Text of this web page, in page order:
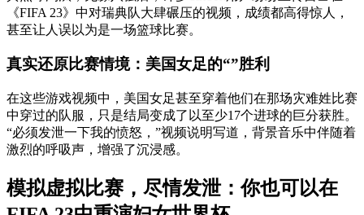
《FIFA 23》中对瑞典队大肆碾压的视频，成绩都高得惊人，
甚至让人误以为是一场篮球比赛。
真实还原比赛情境：美国女足的“”胜利
在这些游戏视频中，美国女足甚至穿着他们在那场灾难姓比赛
中穿过的队服，只是结局变成了以至少17个进球的巨分获胜。
“必须发泄一下我的愤怒，”视频说明写道，背景音乐中伴随着
激烈的呼吸声，增强了沉浸感。
模拟虚拟比赛，尽情发泄：你也可以在